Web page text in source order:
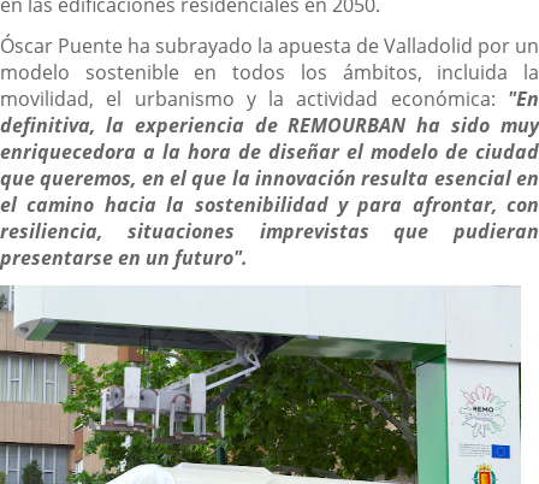
Óscar Puente ha subrayado la apuesta de Valladolid por un
modelo sostenible en todos los ámbitos, incluida la
movilidad, el urbanismo y la actividad económica: "En
definitiva, la experiencia de REMOURBAN ha sido muy
enriquecedora a la hora de diseñar el modelo de ciudad
que queremos, en el que la innovación resulta esencial en
el camino hacia la sostenibilidad y para afrontar, con
resiliencia, situaciones imprevistas que pudieran
presentarse en un futuro".